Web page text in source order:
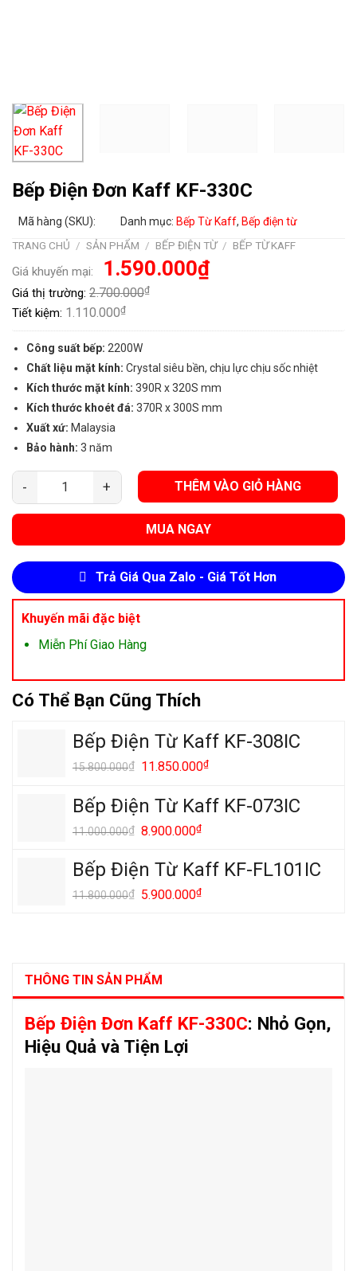
Bếp Điện Đơn Kaff KF-330C
Mã hàng (SKU): Danh mục: Bếp Từ Kaff, Bếp điện từ
TRANG CHỦ / SẢN PHẨM / BẾP ĐIỆN TỪ / BẾP TỪ KAFF
Giá khuyến mại:
Giá
gốc
là:
2.700.000₫.
1.590.000₫Giá
Giá thị trường: 2.700.000₫
Tiết kiệm: 1.110.000₫
Công suất bếp: 2200W
Chất liệu mặt kính: Crystal siêu bền, chịu lực chịu sốc nhiệt
Kích thước mặt kính: 390R x 320S mm
Kích thước khoét đá: 370R x 300S mm
Xuất xứ: Malaysia
Bảo hành: 3 năm
Bếp Điện Đơn Kaff KF-330C số lượng
THÊM VÀO GIỎ HÀNG
MUA NGAY
Trả Giá Qua Zalo - Giá Tốt Hơn
Khuyến mãi đặc biệt
Miễn Phí Giao Hàng
Có Thể Bạn Cũng Thích
Bếp Điện Từ Kaff KF-308IC
15.800.000₫ Giá
là:
15.800.000₫.
11.850.000₫Giá
tại
là:
Bếp Điện Từ Kaff KF-073IC
11.000.000₫ Giá
là:
11.000.000₫.
8.900.000₫Giá
tại
là:
8.900.000₫.
Bếp Điện Từ Kaff KF-FL101IC
11.800.000₫ Giá
5.900.000₫Giá
THÔNG TIN SẢN PHẨM
Bếp Điện Đơn Kaff KF-330C: Nhỏ Gọn,
Hiệu Quả và Tiện Lợi